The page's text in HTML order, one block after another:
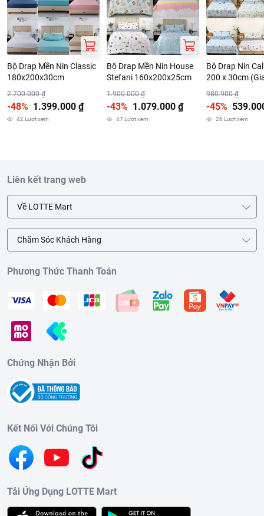
Bộ Drap Mền Nin Classic
180x200x30cm
2.700.000 ₫
-48% 1.399.000 ₫
42 Lượt xem
Bộ Drap Mền Nin House
Stefani 160x200x25cm
1.900.000 ₫
-43% 1.079.000 ₫
47 Lượt xem
Bộ Drap Nin
200 x 30cm
980.900 ₫
-45%
26 Lượt xem
Liên kết trang web
Về LOTTE Mart
Chăm Sóc Khách Hàng
Phương Thức Thanh Toán
Chứng Nhận Bởi
Kết Nối Với Chúng Tôi
Tải Ứng Dụng LOTTE Mart